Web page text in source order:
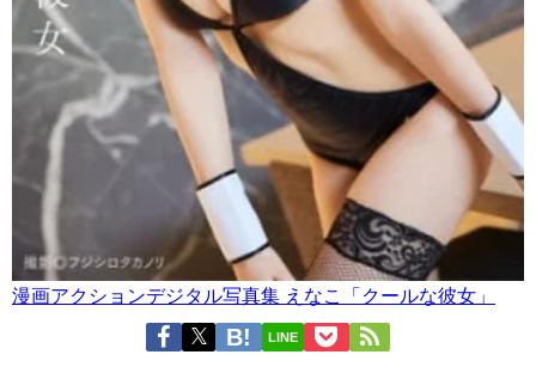
漫画アクションデジタル写真集 えなこ「クールな彼女」
LINE